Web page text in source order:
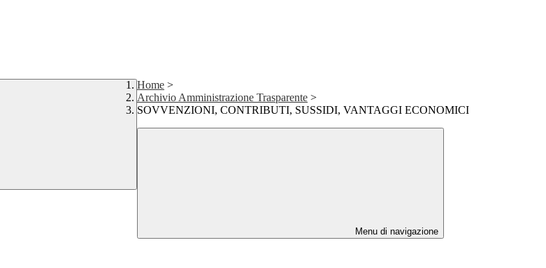
Home >
Archivio Amministrazione Trasparente >
SOVVENZIONI, CONTRIBUTI, SUSSIDI, VANTAGGI ECONOMICI
Menu di navigazione